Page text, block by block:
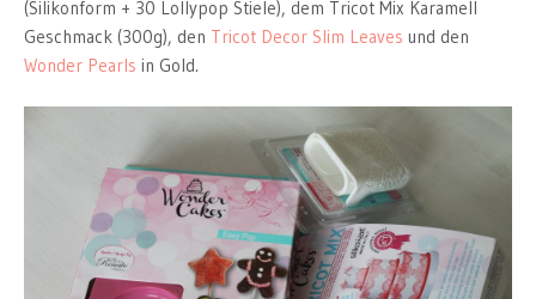
(Silikonform + 30 Lollypop Stiele), dem Tricot Mix Karamell
Geschmack (300g), den Tricot Decor Slim Leaves und den
Wonder Pearls in Gold.